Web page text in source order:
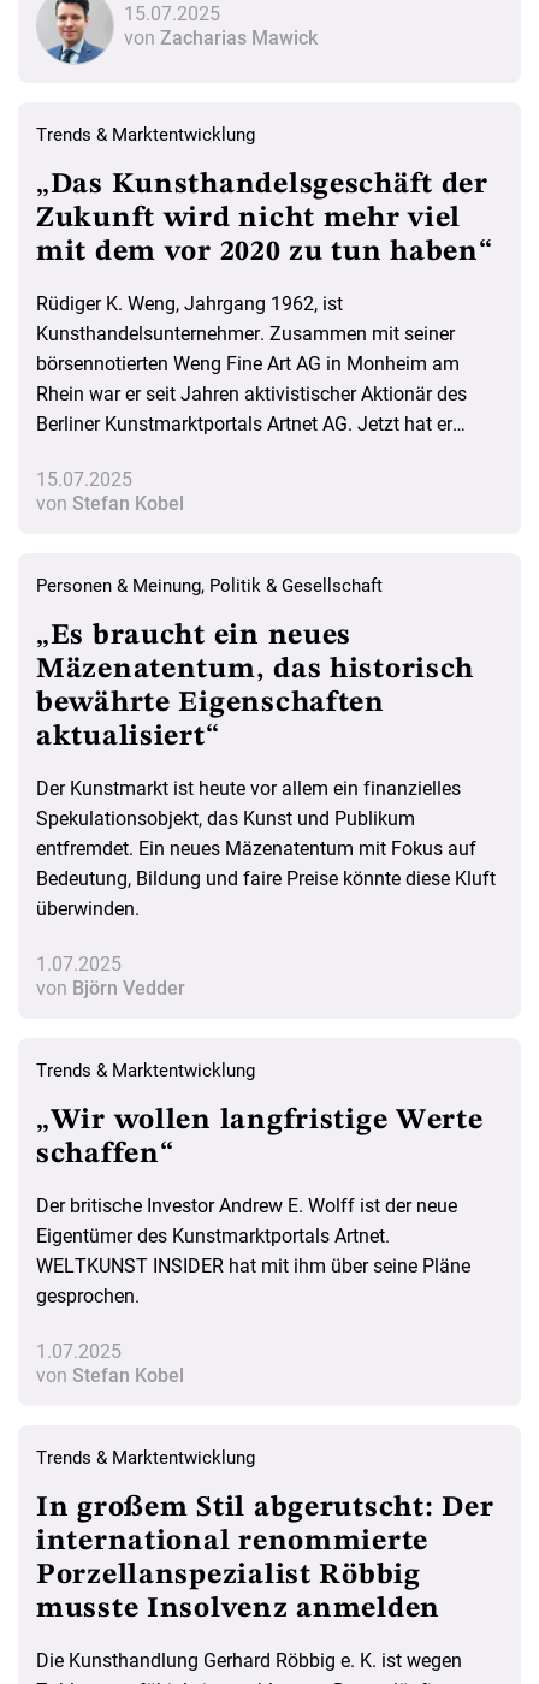
15.07.2025
von Zacharias Mawick
Trends & Marktentwicklung
„Das Kunsthandelsgeschäft der
Zukunft wird nicht mehr viel
mit dem vor 2020 zu tun haben“
Rüdiger K. Weng, Jahrgang 1962, ist
Kunsthandelsunternehmer. Zusammen mit seiner
börsennotierten Weng Fine Art AG in Monheim am
Rhein war er seit Jahren aktivistischer Aktionär des
Berliner Kunstmarktportals Artnet AG. Jetzt hat er
Investor Andrew E. Wolff verkauft. Mit dem
WELTKUNST INSIDER sprach er über den langen
Unternehmen, seine Sicht auf die Entwicklung des
15.07.2025
von Stefan Kobel
Personen & Meinung, Politik & Gesellschaft
„Es braucht ein neues
Mäzenatentum, das historisch
bewährte Eigenschaften
aktualisiert“
Der Kunstmarkt ist heute vor allem ein finanzielles
Spekulationsobjekt, das Kunst und Publikum
entfremdet. Ein neues Mäzenatentum mit Fokus auf
Bedeutung, Bildung und faire Preise könnte diese Kluft
überwinden.
1.07.2025
von Björn Vedder
Trends & Marktentwicklung
„Wir wollen langfristige Werte
schaffen“
Der britische Investor Andrew E. Wolff ist der neue
Eigentümer des Kunstmarktportals Artnet.
WELTKUNST INSIDER hat mit ihm über seine Pläne
gesprochen.
1.07.2025
von Stefan Kobel
Trends & Marktentwicklung
In großem Stil abgerutscht: Der
international renommierte
Porzellanspezialist Röbbig
musste Insolvenz anmelden
Die Kunsthandlung Gerhard Röbbig e. K. ist wegen